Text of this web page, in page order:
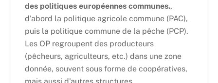
des politiques européennes communes.,
d'abord la politique agricole commune (PAC),
puis la politique commune de la pêche (PCP).
Les OP regroupent des producteurs
(pêcheurs, agriculteurs, etc.) dans une zone
donnée, souvent sous forme de coopératives,